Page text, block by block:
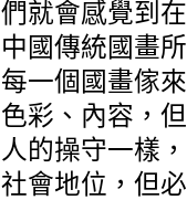
們就會感覺到
中國傳統國畫
每一個國畫傢
色彩、內容，
人的操守一樣
社會地位，但